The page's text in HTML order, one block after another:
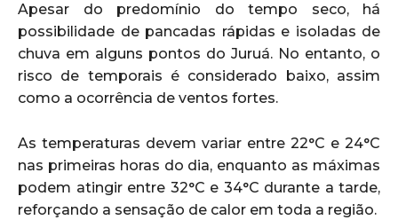
Apesar do predomínio do tempo seco, há
possibilidade de pancadas rápidas e isoladas de
chuva em alguns pontos do Juruá. No entanto, o
risco de temporais é considerado baixo, assim
como a ocorrência de ventos fortes.
As temperaturas devem variar entre 22°C e 24°C
nas primeiras horas do dia, enquanto as máximas
podem atingir entre 32°C e 34°C durante a tarde,
reforçando a sensação de calor em toda a região.